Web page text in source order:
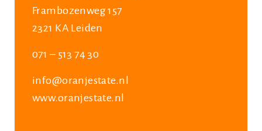
Frambozenweg 157
2321 KA Leiden
071 – 513 74 30
info@oranjestate.nl
www.oranjestate.nl